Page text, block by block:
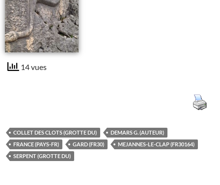
14 vues
COLLET DES CLOTS (GROTTE DU)
DEMARS G. (AUTEUR)
FRANCE (PAYS-FR)
GARD (FR30)
MEJANNES-LE-CLAP (FR30164)
SERPENT (GROTTE DU)